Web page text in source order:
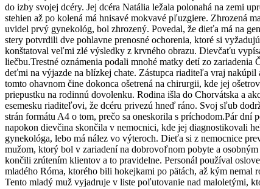
do izby svojej dcéry. Jej dcéra Natália ležala polonahá na zemi
stehien až po kolená má hnisavé mokvavé pľuzgiere. Zhrozená
uvidel prvý gynekológ, bol zhrozený. Povedal, že dieťa má na
stery potvrdili dve pohlavne prenosné ochorenia, ktoré si
konštatoval veľmi zlé výsledky z krvného obrazu. Dievčaťu
liečbu.Trestné oznámenia podali mnohé matky detí zo
deťmi na výjazde na blízkej chate. Zástupca riaditeľa vraj
tomto ohavnom čine dokonca ošetrená na chirurgii, kde jej
priepustku na rodinnú dovolenku. Rodina išla do Chorvátska a
esemesku riaditeľovi, že dcéru privezú hneď ráno. Svoj sľub
strán formátu A4 o tom, prečo sa oneskorila s príchodom.Pár
napokon dievčina skončila v nemocnici, kde jej diagnostikovali
gynekológa, lebo má nález vo výteroch. Dieťa si z nemocnice
mužom, ktorý bol v zariadení na dobrovoľnom pobyte a
končili zrútením klientov a to pravidelne. Personál používal
mladého Róma, ktorého bili hokejkami po pätách, až kým
Tento mladý muž vyjadruje v liste poľutovanie nad maloletými,